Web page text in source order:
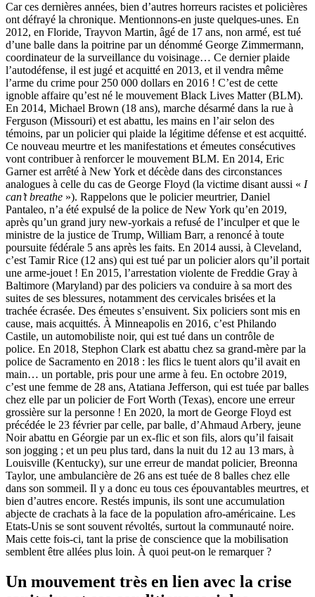
Car ces dernières années, bien d’autres horreurs racistes et policières
ont défrayé la chronique. Mentionnons-en juste quelques-unes. En
2012, en Floride, Trayvon Martin, âgé de 17 ans, non armé, est tué
d’une balle dans la poitrine par un dénommé George Zimmermann,
coordinateur de la surveillance du voisinage… Ce dernier plaide
l’autodéfense, il est jugé et acquitté en 2013, et il vendra même
l’arme du crime pour 250 000 dollars en 2016 ! C’est de cette
ignoble affaire qu’est né le mouvement Black Lives Matter (BLM).
En 2014, Michael Brown (18 ans), marche désarmé dans la rue à
Ferguson (Missouri) et est abattu, les mains en l’air selon des
témoins, par un policier qui plaide la légitime défense et est acquitté.
Ce nouveau meurtre et les manifestations et émeutes consécutives
vont contribuer à renforcer le mouvement BLM. En 2014, Eric
Garner est arrêté à New York et décède dans des circonstances
analogues à celle du cas de George Floyd (la victime disant aussi « I
can’t breathe »). Rappelons que le policier meurtrier, Daniel
Pantaleo, n’a été expulsé de la police de New York qu’en 2019,
après qu’un grand jury new-yorkais a refusé de l’inculper et que le
ministre de la justice de Trump, William Barr, a renoncé à toute
poursuite fédérale 5 ans après les faits. En 2014 aussi, à Cleveland,
c’est Tamir Rice (12 ans) qui est tué par un policier alors qu’il portait
une arme-jouet ! En 2015, l’arrestation violente de Freddie Gray à
Baltimore (Maryland) par des policiers va conduire à sa mort des
suites de ses blessures, notamment des cervicales brisées et la
trachée écrasée. Des émeutes s’ensuivent. Six policiers sont mis en
cause, mais acquittés. À Minneapolis en 2016, c’est Philando
Castile, un automobiliste noir, qui est tué dans un contrôle de
police. En 2018, Stephon Clark est abattu chez sa grand-mère par la
police de Sacramento en 2018 : les flics le tuent alors qu’il avait en
main… un portable, pris pour une arme à feu. En octobre 2019,
c’est une femme de 28 ans, Atatiana Jefferson, qui est tuée par balles
chez elle par un policier de Fort Worth (Texas), encore une erreur
grossière sur la personne ! En 2020, la mort de George Floyd est
précédée le 23 février par celle, par balle, d’Ahmaud Arbery, jeune
Noir abattu en Géorgie par un ex-flic et son fils, alors qu’il faisait
son jogging ; et un peu plus tard, dans la nuit du 12 au 13 mars, à
Louisville (Kentucky), sur une erreur de mandat policier, Breonna
Taylor, une ambulancière de 26 ans est tuée de 8 balles chez elle
dans son sommeil. Il y a donc eu tous ces épouvantables meurtres, et
bien d’autres encore. Restés impunis, ils sont une accumulation
abjecte de crachats à la face de la population afro-américaine. Les
Etats-Unis se sont souvent révoltés, surtout la communauté noire.
Mais cette fois-ci, tant la prise de conscience que la mobilisation
semblent être allées plus loin. À quoi peut-on le remarquer ?
Un mouvement très en lien avec la crise